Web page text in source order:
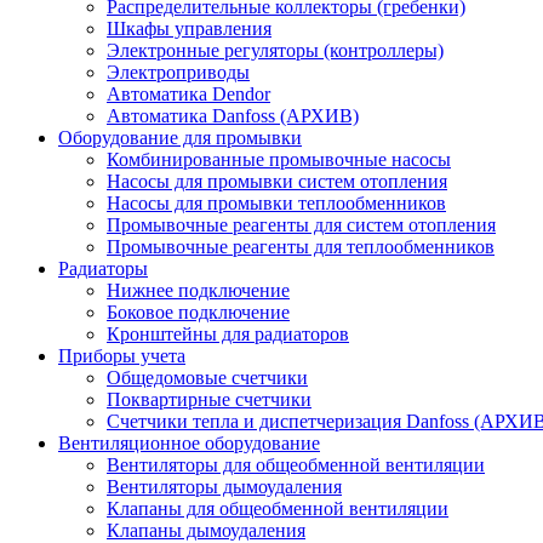
Распределительные коллекторы (гребенки)
Шкафы управления
Электронные регуляторы (контроллеры)
Электроприводы
Автоматика Dendor
Автоматика Danfoss (АРХИВ)
Оборудование для промывки
Комбинированные промывочные насосы
Насосы для промывки систем отопления
Насосы для промывки теплообменников
Промывочные реагенты для систем отопления
Промывочные реагенты для теплообменников
Радиаторы
Нижнее подключение
Боковое подключение
Кронштейны для радиаторов
Приборы учета
Общедомовые счетчики
Поквартирные счетчики
Счетчики тепла и диспетчеризация Danfoss
Вентиляционное оборудование
Вентиляторы для общеобменной вентиляции
Вентиляторы дымоудаления
Клапаны для общеобменной вентиляции
Клапаны дымоудаления